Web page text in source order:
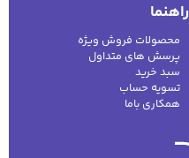
راهنما
محصولات فروش ویژه
پرسش های متداول
سبد خرید
تسویه حساب
همکاری باما